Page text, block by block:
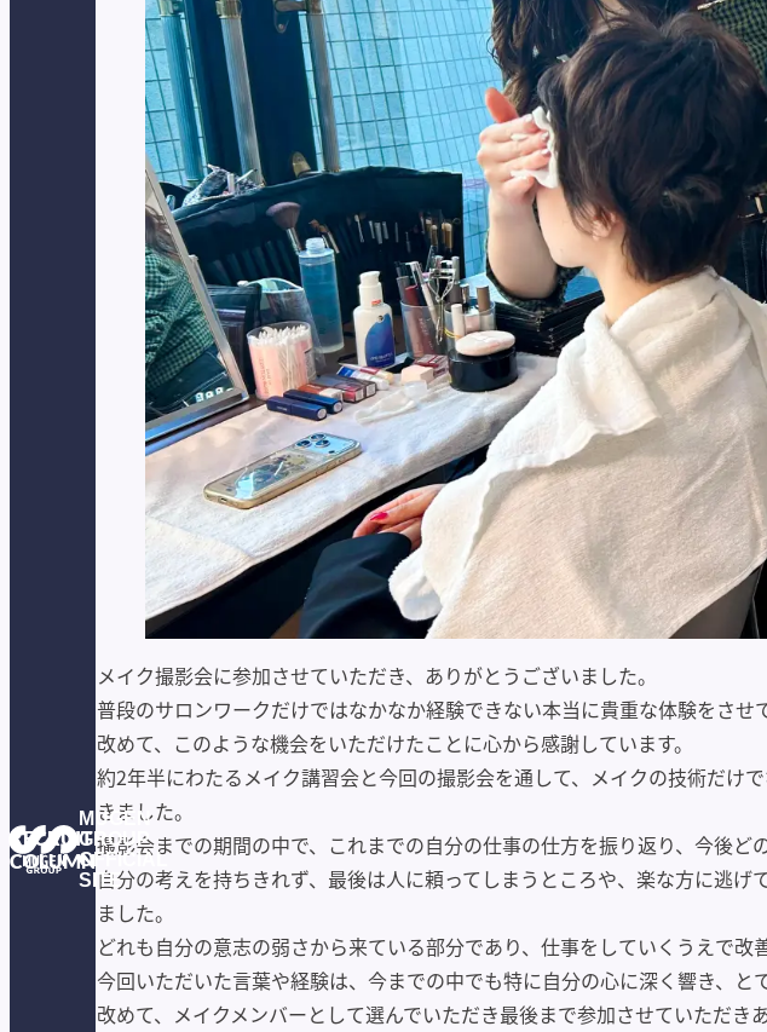
MUGEN
GROUP
OFFICIAL
SITE
RECRUIT
COLUMN
メイク撮影会に参加させていただき、ありがとうございました。
普段のサロンワークだけではなかなか経験できない本当に貴重な体験をさせ
改めて、このような機会をいただけたことに心から感謝しています。
約2年半にわたるメイク講習会と今回の撮影会を通して、メイクの技術だけ
きました。
撮影会までの期間の中で、これまでの自分の仕事の仕方を振り返り、今後ど
自分の考えを持ちきれず、最後は人に頼ってしまうところや、楽な方に逃
ました。
どれも自分の意志の弱さから来ている部分であり、仕事をしていくうえで改
今回いただいた言葉や経験は、今までの中でも特に自分の心に深く響き、と
改めて、メイクメンバーとして選んでいただき最後まで参加させていただき